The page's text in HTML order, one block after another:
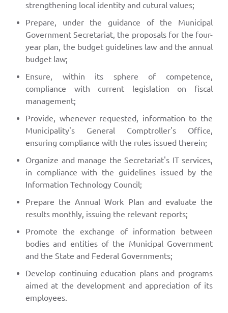
strengthening local identity and cutural values;
Prepare, under the guidance of the Municipal
Government Secretariat, the proposals for the four-
year plan, the budget guidelines law and the annual
budget law;
Ensure, within its sphere of competence,
compliance with current legislation on fiscal
management;
Provide, whenever requested, information to the
Municipality's General Comptroller's Office,
ensuring compliance with the rules issued therein;
Organize and manage the Secretariat's IT services,
in compliance with the guidelines issued by the
Information Technology Council;
Prepare the Annual Work Plan and evaluate the
results monthly, issuing the relevant reports;
Promote the exchange of information between
bodies and entities of the Municipal Government
and the State and Federal Governments;
Develop continuing education plans and programs
aimed at the development and appreciation of its
employees.